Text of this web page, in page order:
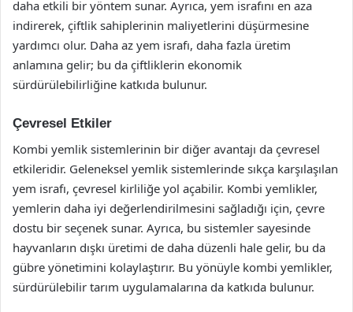
daha etkili bir yöntem sunar. Ayrıca, yem israfını en aza
indirerek, çiftlik sahiplerinin maliyetlerini düşürmesine
yardımcı olur. Daha az yem israfı, daha fazla üretim
anlamına gelir; bu da çiftliklerin ekonomik
sürdürülebilirliğine katkıda bulunur.
Çevresel Etkiler
Kombi yemlik sistemlerinin bir diğer avantajı da çevresel
etkileridir. Geleneksel yemlik sistemlerinde sıkça karşılaşılan
yem israfı, çevresel kirliliğe yol açabilir. Kombi yemlikler,
yemlerin daha iyi değerlendirilmesini sağladığı için, çevre
dostu bir seçenek sunar. Ayrıca, bu sistemler sayesinde
hayvanların dışkı üretimi de daha düzenli hale gelir, bu da
gübre yönetimini kolaylaştırır. Bu yönüyle kombi yemlikler,
sürdürülebilir tarım uygulamalarına da katkıda bulunur.